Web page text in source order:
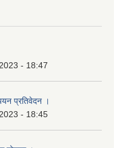
- 18:47
प्रतिवेदन ।
- 18:45